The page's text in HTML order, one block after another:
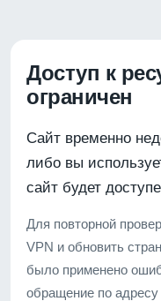
Доступ к
ограничен
Сайт временно
либо вы
сайт будет
Для повторной
VPN и обновить
было применено
обращение по